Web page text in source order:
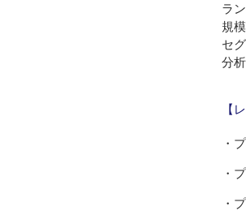
ラ
規
セ
分
【
・
・
・